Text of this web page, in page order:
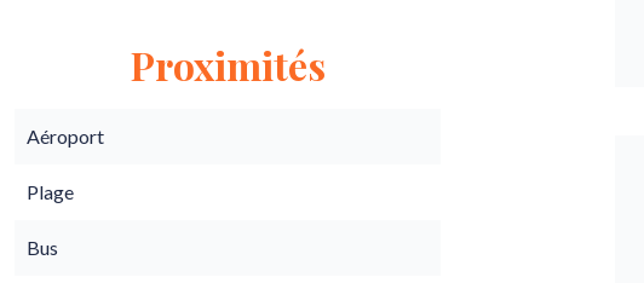
Proximités
Aéroport
Plage
Bus